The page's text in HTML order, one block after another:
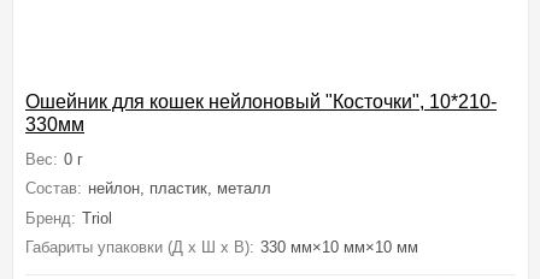
Ошейник для кошек нейлоновый "Косточки", 10*210-
330мм
Вес: 0 г
Состав: нейлон, пластик, металл
Бренд: Triol
Габариты упаковки (Д х Ш х В): 330 мм×10 мм×10 мм